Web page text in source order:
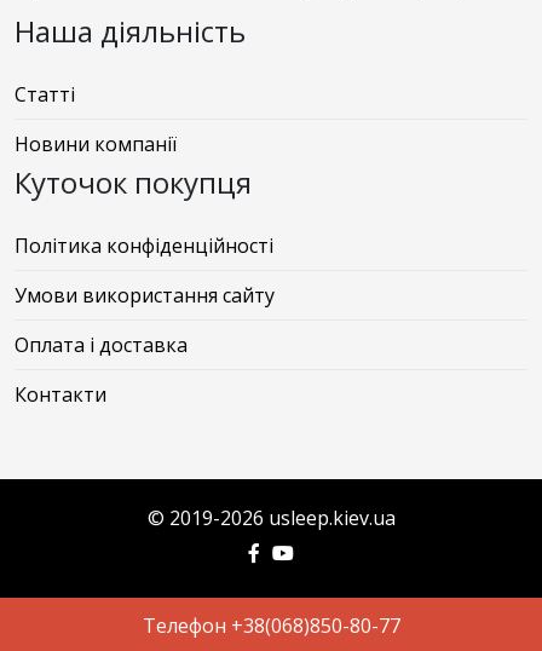
Наша діяльність
Статті
Новини компанії
Куточок покупця
Політика конфіденційності
Умови використання сайту
Оплата і доставка
Контакти
© 2019-2026 usleep.kiev.ua
Телефон +38(068)850-80-77